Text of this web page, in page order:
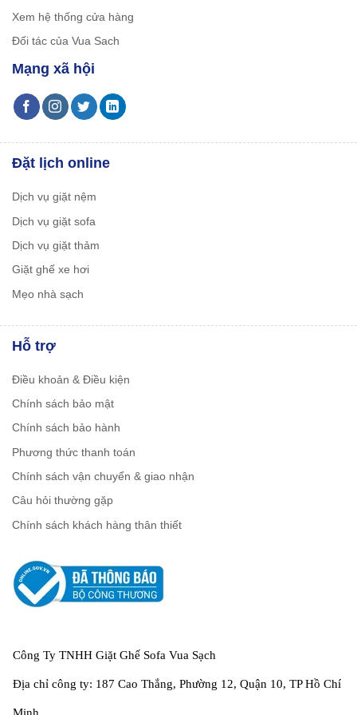
Xem hệ thống cửa hàng
Đối tác của Vua Sach
Mạng xã hội
Đặt lịch online
Dịch vụ giặt nệm
Dịch vụ giặt sofa
Dịch vụ giặt thảm
Giặt ghế xe hơi
Mẹo nhà sạch
Hỗ trợ
Điều khoản & Điều kiện
Chính sách bảo mật
Chính sách bảo hành
Phương thức thanh toán
Chính sách vận chuyển & giao nhận
Câu hỏi thường gặp
Chính sách khách hàng thân thiết
Công Ty TNHH Giặt Ghế Sofa Vua Sạch
Địa chỉ công ty: 187 Cao Thắng, Phường 12, Quận 10, TP Hồ Chí
Minh